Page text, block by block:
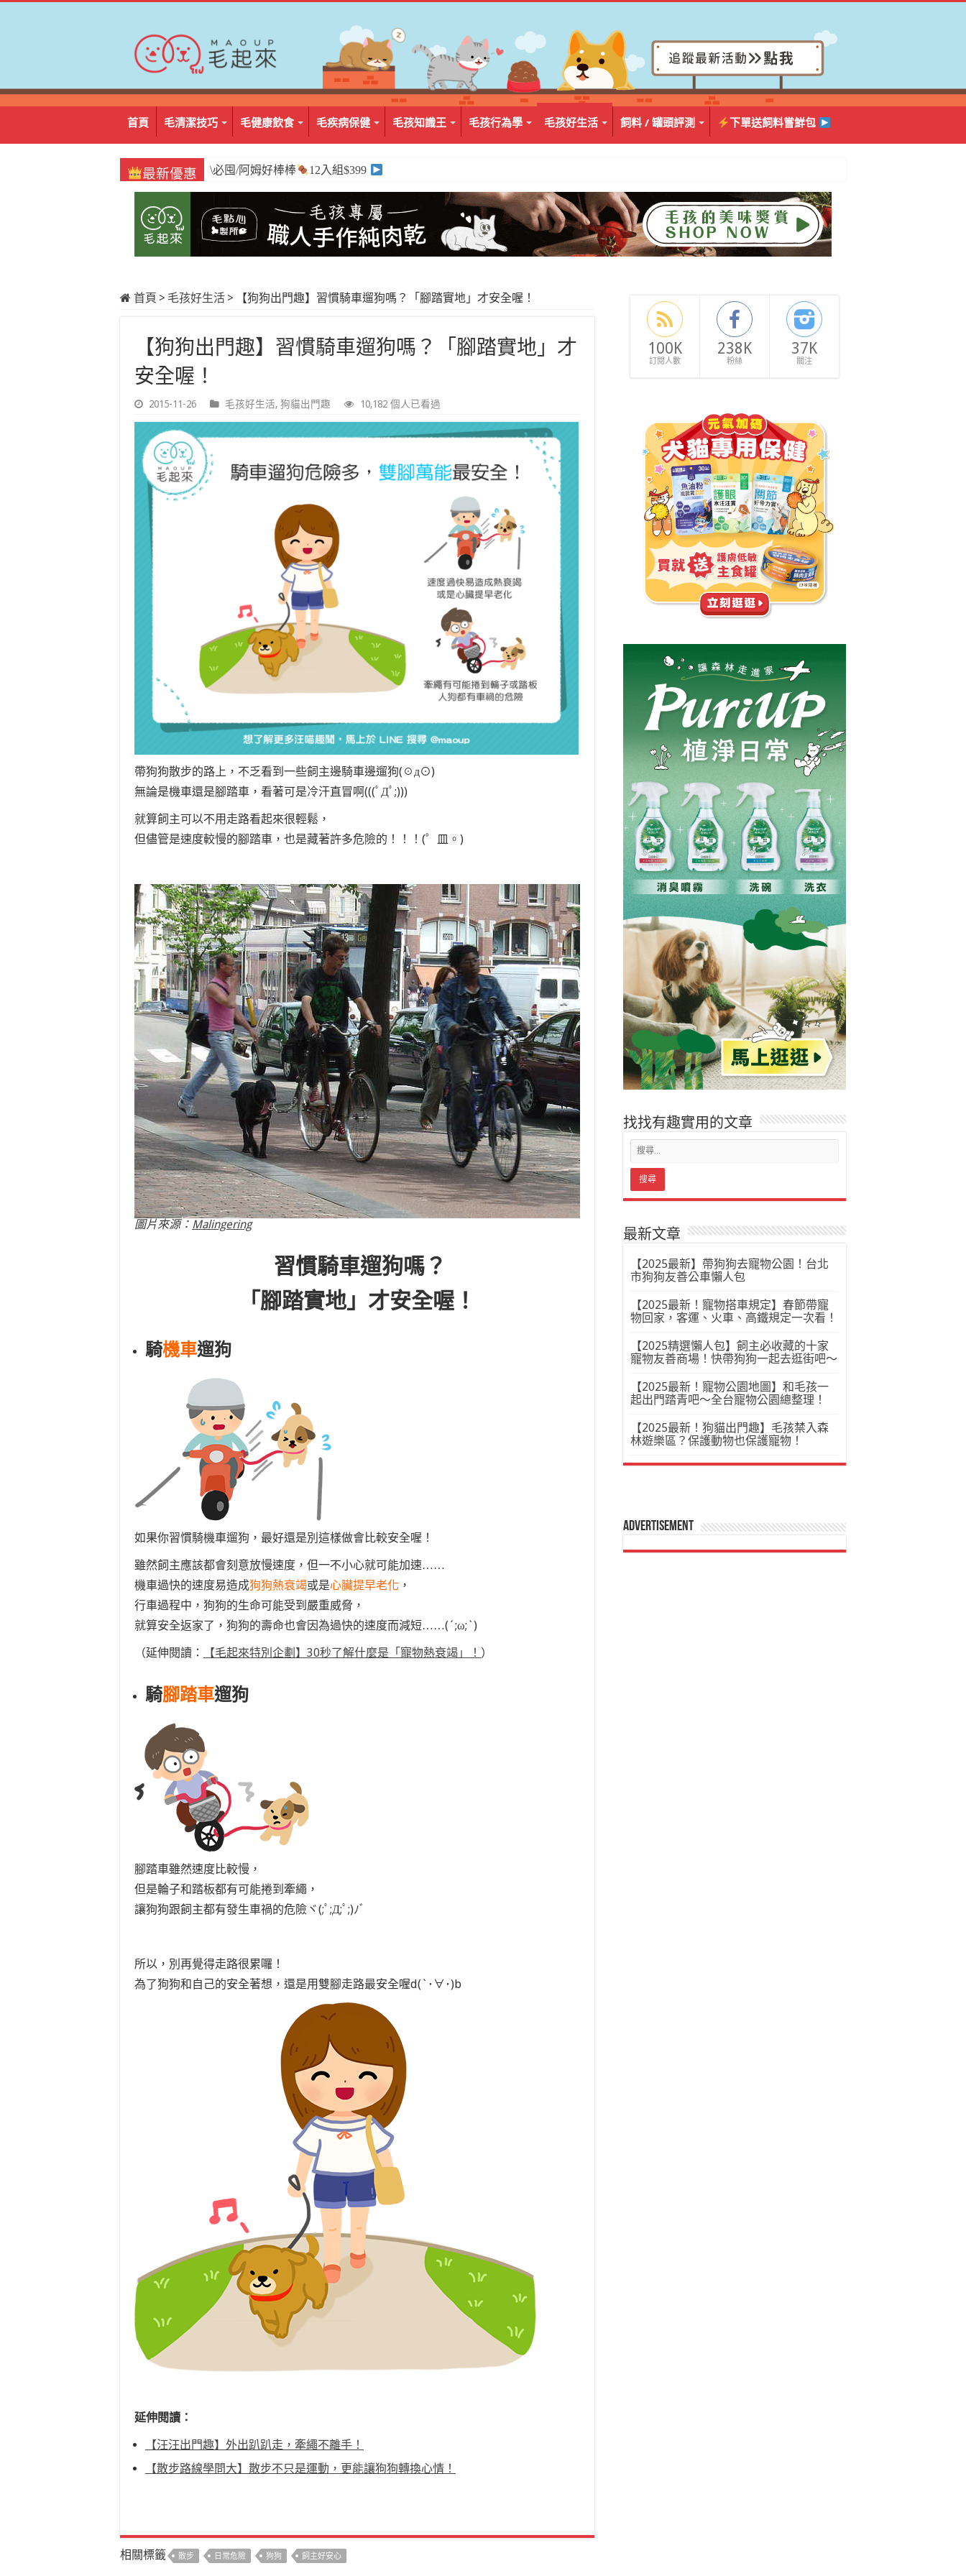
首頁 毛清潔技巧 毛健康飲食 毛疾病保健 毛孩知識王 毛孩行為學 毛孩好生活 飼料 / 罐頭評測 下單送飼料嘗鮮包
最新優惠 \必囤/阿姆好棒棒 12入組$399
首頁 > 毛孩好生活 > 【狗狗出門趣】習慣騎車遛狗嗎？「腳踏實地」才安全喔！
【狗狗出門趣】習慣騎車遛狗嗎？「腳踏實地」才
安全喔！
2015-11-26 毛孩好生活, 狗貓出門趣 10,182 個人已看過
帶狗狗散步的路上，不乏看到一些飼主邊騎車邊遛狗(☉д⊙)
無論是機車還是腳踏車，看著可是冷汗直冒啊(((ﾟДﾟ;)))
就算飼主可以不用走路看起來很輕鬆，
但儘管是速度較慢的腳踏車，也是藏著許多危險的！！！(゜皿。)
圖片來源： Malingering
習慣騎車遛狗嗎？
「腳踏實地」才安全喔！
騎機車遛狗
如果你習慣騎機車遛狗，最好還是別這樣做會比較安全喔！
雖然飼主應該都會刻意放慢速度，但一不小心就可能加速……
機車過快的速度易造成狗狗熱衰竭或是心臟提早老化 ，
行車過程中，狗狗的生命可能受到嚴重威脅，
就算安全返家了，狗狗的壽命也會因為過快的速度而減短……(´;ω;`)
（延伸閱讀：
【毛起來特別企劃】30秒了解什麼是「寵物熱衰竭」！ ）
騎腳踏車遛狗
腳踏車雖然速度比較慢，
但是輪子和踏板都有可能捲到牽繩，
讓狗狗跟飼主都有發生車禍的危險ヾ(;ﾟ;Д;ﾟ;)ﾉﾞ
所以，別再覺得走路很累囉！
為了狗狗和自己的安全著想，還是用雙腳走路最安全喔d(`･∀･)b
延伸閱讀：
【汪汪出門趣】外出趴趴走，牽繩不離手！
【散步路線學問大】散步不只是運動，更能讓狗狗轉換心情！
相關標籤 散步 日常危險 狗狗 飼主好安心
100K
訂閱人數
238K
粉絲
37K
關注
找找有趣實用的文章
最新文章
【2025最新】帶狗狗去寵物公園！台北
市狗狗友善公車懶人包
【2025最新！寵物搭車規定】春節帶寵
物回家，客運、火車、高鐵規定一次看！
【2025精選懶人包】飼主必收藏的十家
寵物友善商場！快帶狗狗一起去逛街吧～
【2025最新！寵物公園地圖】和毛孩一
起出門踏青吧～全台寵物公園總整理！
【2025最新！狗貓出門趣】毛孩禁入森
林遊樂區？保護動物也保護寵物！
Advertisement